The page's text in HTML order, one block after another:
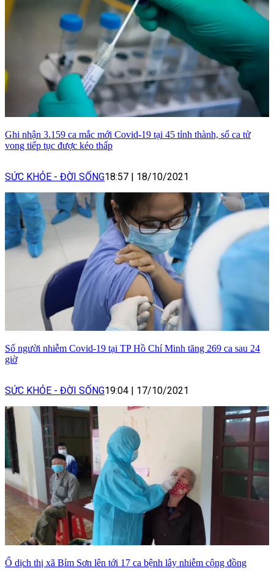
Ghi nhận 3.159 ca mắc mới Covid-19 tại 45 tỉnh thành, số ca tử
vong tiếp tục được kéo thấp
SỨC KHỎE - ĐỜI SỐNG18:57 | 18/10/2021
Số người nhiễm Covid-19 tại TP Hồ Chí Minh tăng 269 ca sau 24
giờ
SỨC KHỎE - ĐỜI SỐNG19:04 17/10/2021
Ổ dịch thị xã Bỉm Sơn lên tới 17 ca bệnh lây nhiễm cộng đồng